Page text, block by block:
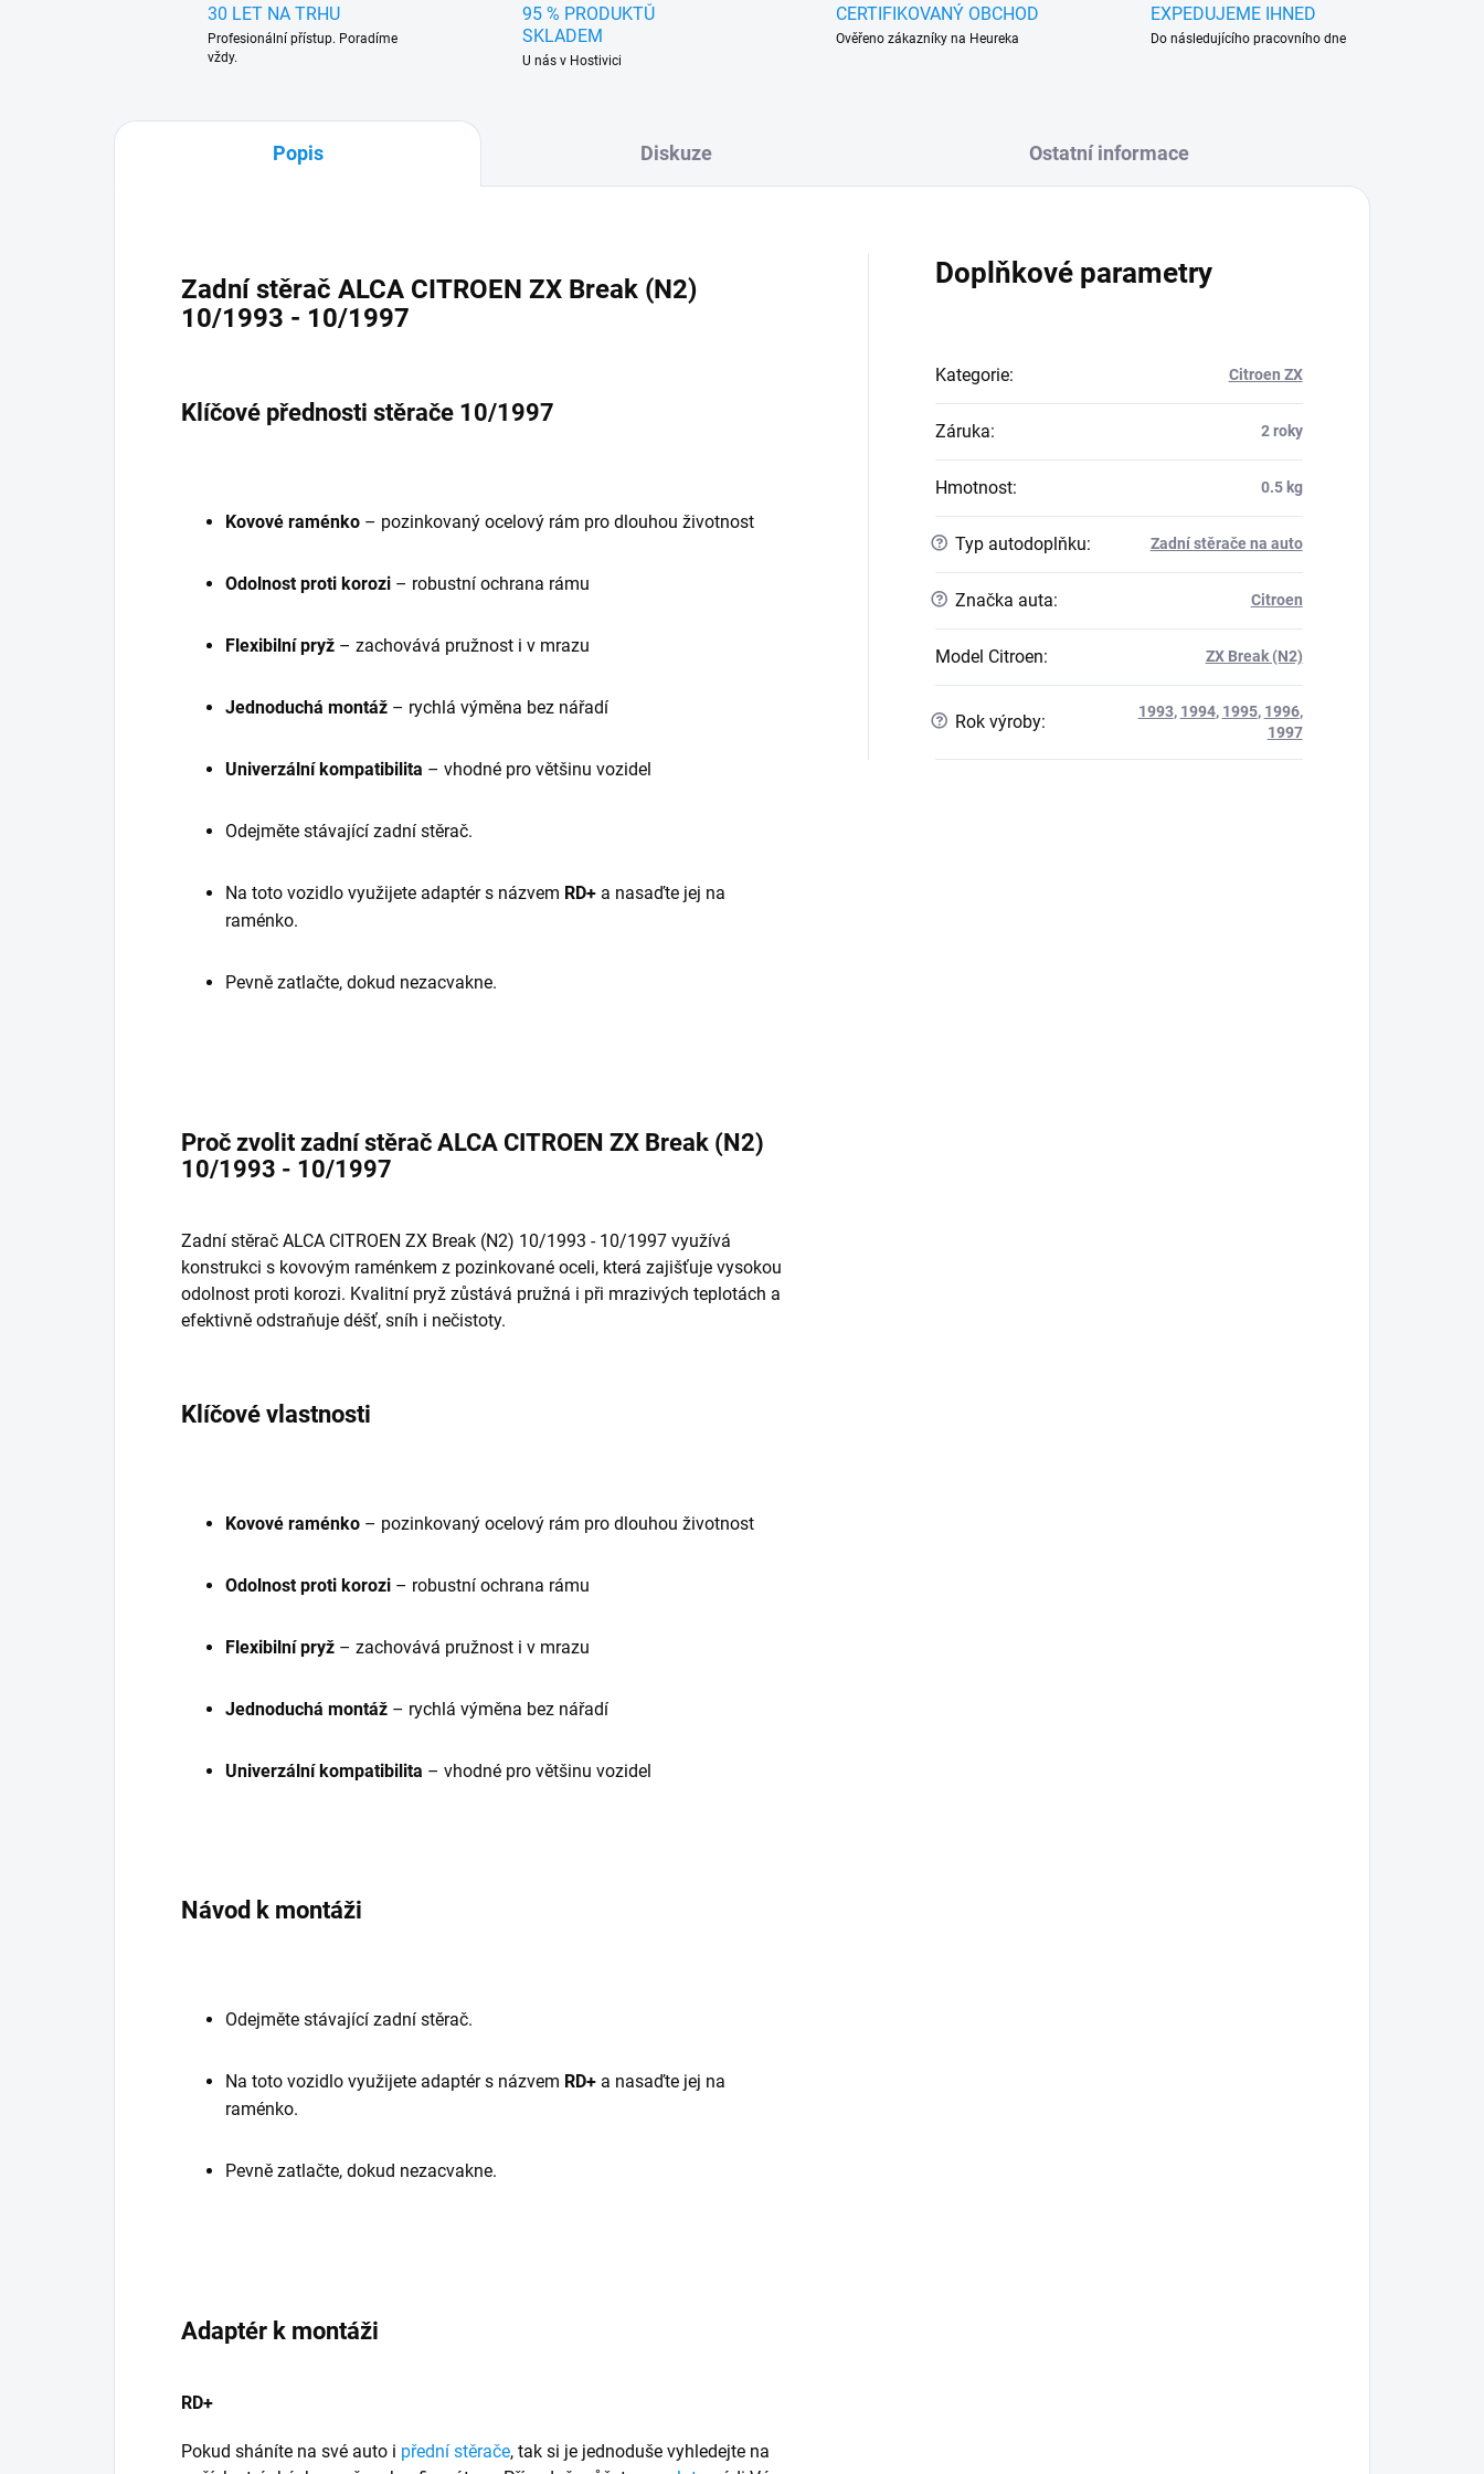
30 LET NA TRHU
Profesionální přístup. Poradíme
vždy.
95 % PRODUKTŮ
SKLADEM
U nás v Hostivici
CERTIFIKOVANÝ OBCHOD
Ověřeno zákazníky na Heureka
EXPEDUJEME IHNED
Do následujícího pracovního dne
Popis Diskuze Ostatní informace
Zadní stěrač ALCA CITROEN ZX Break (N2)
10/1993 - 10/1997
Klíčové přednosti stěrače 10/1997
Kovové raménko – pozinkovaný ocelový rám pro dlouhou životnost
Odolnost proti korozi – robustní ochrana rámu
Flexibilní pryž – zachovává pružnost i v mrazu
Jednoduchá montáž – rychlá výměna bez nářadí
Univerzální kompatibilita – vhodné pro většinu vozidel
Odejměte stávající zadní stěrač.
Na toto vozidlo využijete adaptér s názvem RD+ a nasaďte jej na
raménko.
Pevně zatlačte, dokud nezacvakne.
Proč zvolit zadní stěrač ALCA CITROEN ZX Break (N2)
10/1993 - 10/1997
Zadní stěrač ALCA CITROEN ZX Break (N2) 10/1993 - 10/1997 využívá
konstrukci s kovovým raménkem z pozinkované oceli, která zajišťuje vysokou
odolnost proti korozi. Kvalitní pryž zůstává pružná i při mrazivých teplotách a
efektivně odstraňuje déšť, sníh i nečistoty.
Klíčové vlastnosti
Kovové raménko – pozinkovaný ocelový rám pro dlouhou životnost
Odolnost proti korozi – robustní ochrana rámu
Flexibilní pryž – zachovává pružnost i v mrazu
Jednoduchá montáž – rychlá výměna bez nářadí
Univerzální kompatibilita – vhodné pro většinu vozidel
Návod k montáži
Odejměte stávající zadní stěrač.
Na toto vozidlo využijete adaptér s názvem RD+ a nasaďte jej na
raménko.
Pevně zatlačte, dokud nezacvakne.
Adaptér k montáži
RD+
Pokud sháníte na své auto i přední stěrače, tak si je jednoduše vyhledejte na
Doplňkové parametry
Kategorie: Citroen ZX
Záruka: 2 roky
Hmotnost: 0.5 kg
? Typ autodoplňku: Zadní stěrače na auto
? Značka auta: Citroen
Model Citroen: ZX Break (N2)
? Rok výroby: 1993, 1994, 1995, 1996,
1997